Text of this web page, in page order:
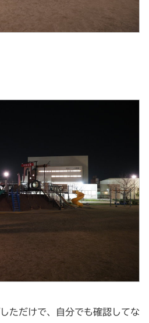
ただけで、自分でも確認してな